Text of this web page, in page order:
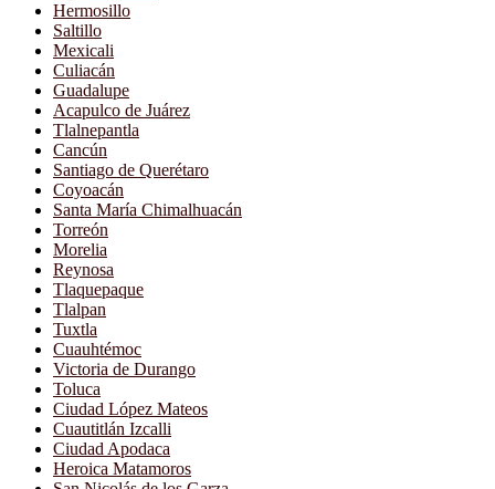
Hermosillo
Saltillo
Mexicali
Culiacán
Guadalupe
Acapulco de Juárez
Tlalnepantla
Cancún
Santiago de Querétaro
Coyoacán
Santa María Chimalhuacán
Torreón
Morelia
Reynosa
Tlaquepaque
Tlalpan
Tuxtla
Cuauhtémoc
Victoria de Durango
Toluca
Ciudad López Mateos
Cuautitlán Izcalli
Ciudad Apodaca
Heroica Matamoros